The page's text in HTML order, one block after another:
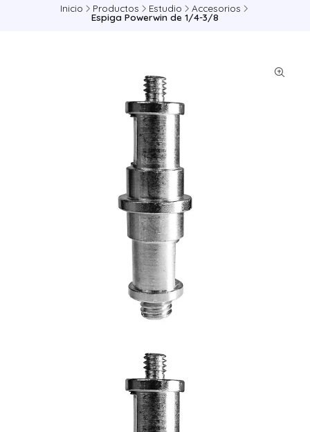
Inicio Productos Estudio Accesorios
Espiga Powerwin de 1/4-3/8